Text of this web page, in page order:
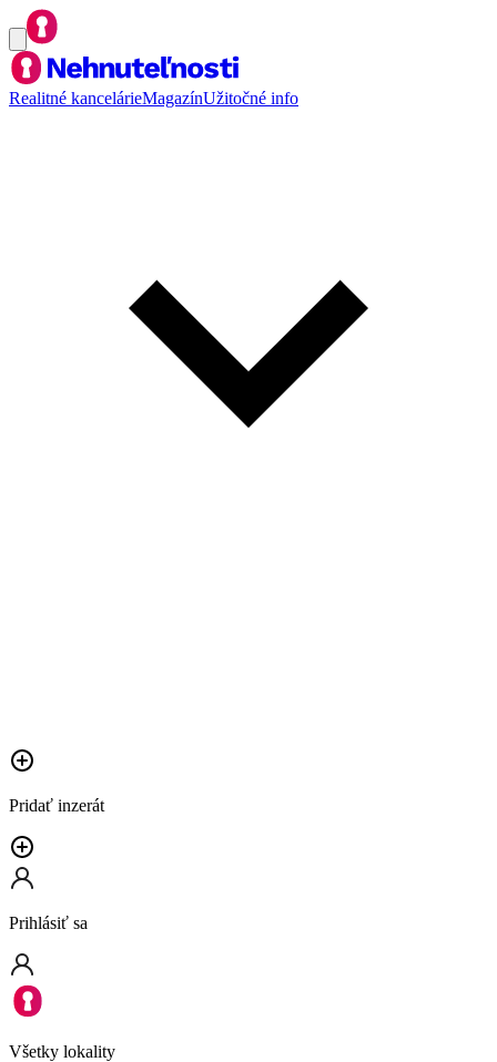
Realitné kancelárieMagazínUžitočné info
Pridať inzerát
Prihlásiť sa
Všetky lokality